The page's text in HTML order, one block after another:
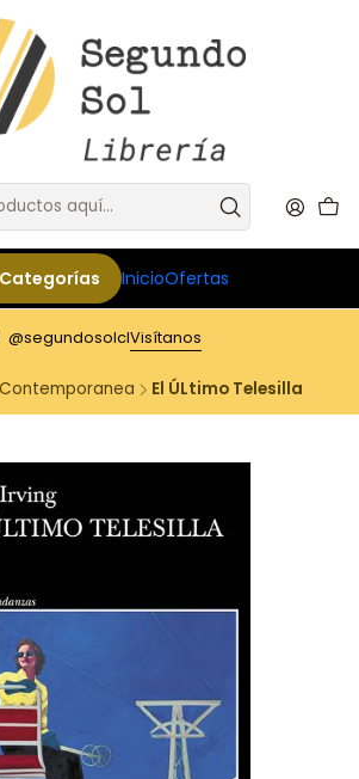
Categorías InicioOfertas
@segundosolclVisítanos
El ÚLtimo Telesilla